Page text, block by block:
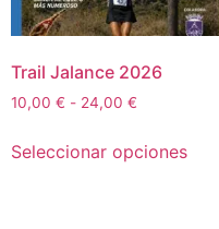
Eventos
Eventos
Eventos
Trail Jalance 2026
10,00 € - 24,00 €
Seleccionar opciones